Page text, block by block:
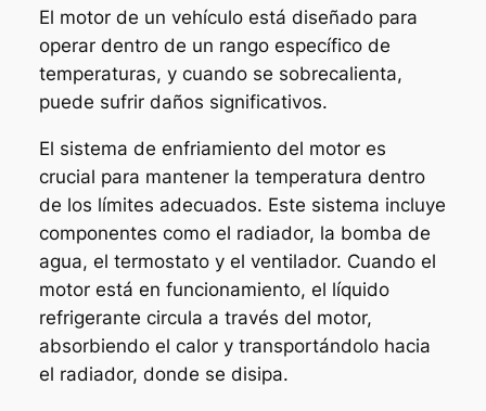
El motor de un vehículo está diseñado para
operar dentro de un rango específico de
temperaturas, y cuando se sobrecalienta,
puede sufrir daños significativos.
El sistema de enfriamiento del motor es
crucial para mantener la temperatura dentro
de los límites adecuados. Este sistema incluye
componentes como el radiador, la bomba de
agua, el termostato y el ventilador. Cuando el
motor está en funcionamiento, el líquido
refrigerante circula a través del motor,
absorbiendo el calor y transportándolo hacia
el radiador, donde se disipa.